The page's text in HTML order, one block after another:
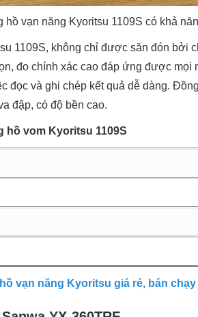
vạn năng Kyoritsu 1109S có khả
1109S, không chỉ được săn đón bởi
đo chính xác cao đáp ứng được mọi
đọc và ghi chép kết quả dễ dàng.
đập, có độ bền cao.
hồ vom Kyoritsu 1109S
vạn năng Kyoritsu giá rẻ, bán chạy